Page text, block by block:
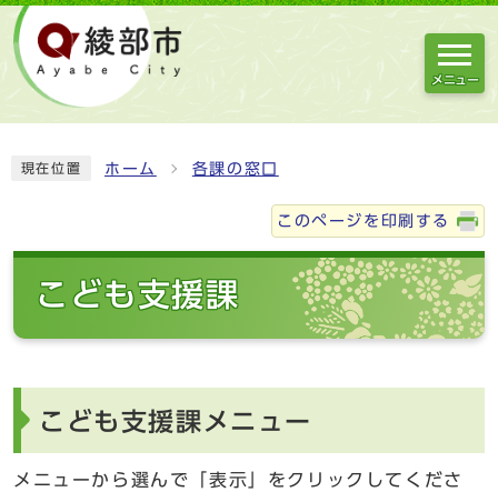
メニュー
現在位置 ホーム 各課の窓口
このページを印刷する
こども支援課
こども支援課メニュー
メニューから選んで「表示」をクリックしてくださ